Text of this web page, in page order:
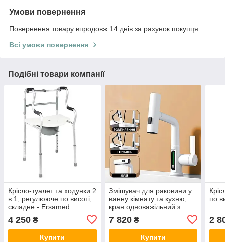
Умови повернення
Повернення товару впродовж 14 днів за рахунок покупця
Всі умови повернення
Подібні товари компанії
Крісло-туалет та ходунки 2
в 1, регулююче по висоті,
складне - Ersamed
4 250 ₴
Купити
Змішувач для раковини у
ванну кімнату та кухню,
кран одноважільний з
режими з індикатором
температури, білий
7 820₴
Купити
по
2